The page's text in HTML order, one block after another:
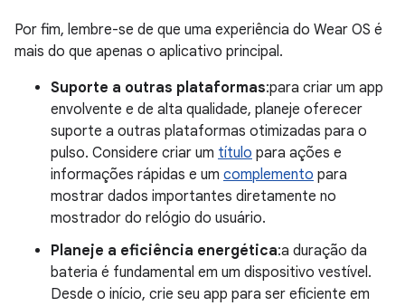
Por fim, lembre-se de que uma experiência do Wear OS é
mais do que apenas o aplicativo principal.
Suporte a outras plataformas:para criar um app
envolvente e de alta qualidade, planeje oferecer
suporte a outras plataformas otimizadas para o
pulso. Considere criar um título para ações e
informações rápidas e um complemento para
mostrar dados importantes diretamente no
mostrador do relógio do usuário.
Planeje a eficiência energética:a duração da
bateria é fundamental em um dispositivo vestível.
Desde o início, crie seu app para ser eficiente em